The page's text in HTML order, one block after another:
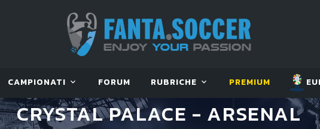
CAMPIONATI FORUM RUBRICHE PREMIUM
CRYSTAL PALACE - ARSENAL